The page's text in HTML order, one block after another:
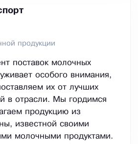
продукции
поставок молочных
особого внимания,
их от лучших
в отрасли. Мы гордимся
продукцию из
известной своими
молочными продуктами.